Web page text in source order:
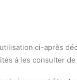
ci-après
à les consulter